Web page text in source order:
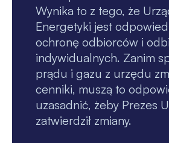
Wynika to z tego, że
Energetyki jest
ochronę odbiorców i
indywidualnych. Zanim
prądu i gazu z urzędu
cenniki, muszą to
uzasadnić, żeby Prezes
zatwierdził zmiany.